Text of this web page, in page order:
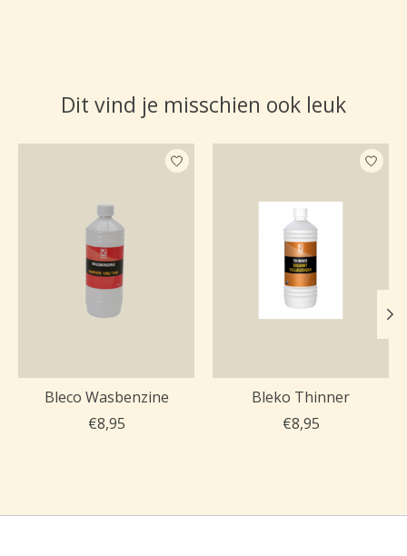
Dit vind je misschien ook leuk
Items van productcarrousel
Bleco Wasbenzine
€8,95
Bleko Thinner
€8,95